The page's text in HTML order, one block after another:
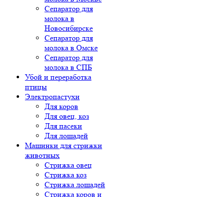
Сепаратор для
молока в
Новосибирске
Сепаратор для
молока в Омске
Сепаратор для
молока в СПБ
Убой и переработка
птицы
Электропастухи
Для коров
Для овец, коз
Для пасеки
Для лошадей
Машинки для стрижки
животных
Стрижка овец
Стрижка коз
Стрижка лошадей
Стрижка коров и